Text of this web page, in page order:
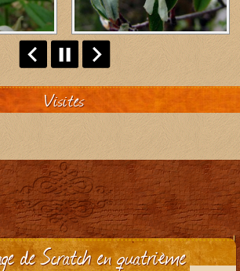
Visites
de Scratch en quatrième